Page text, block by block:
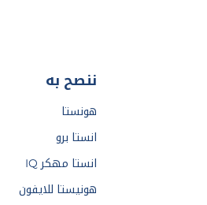
ننصح به
هونستا
انستا برو
انستا مهكر IQ
هونيستا للايفون